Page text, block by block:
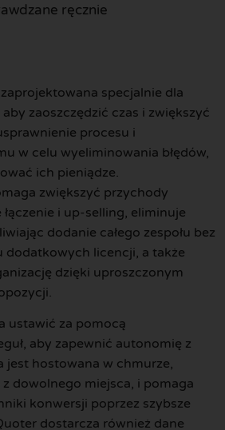
ręcznie
specjalnie dla
zaoszczędzić czas i zwiększyć
procesu i
w celu wyeliminowania błędów,
ich pieniądze.
zwiększyć przychody
i up-selling, eliminuje
dodanie całego zespołu bez
dodatkowych licencji, a także
dzięki uproszczonym
ustawić za pomocą
aby zapewnić autonomię z
jest hostowana w chmurze,
dowolnego miejsca, i pomaga
konwersji poprzez szybsze
dostarcza również dane